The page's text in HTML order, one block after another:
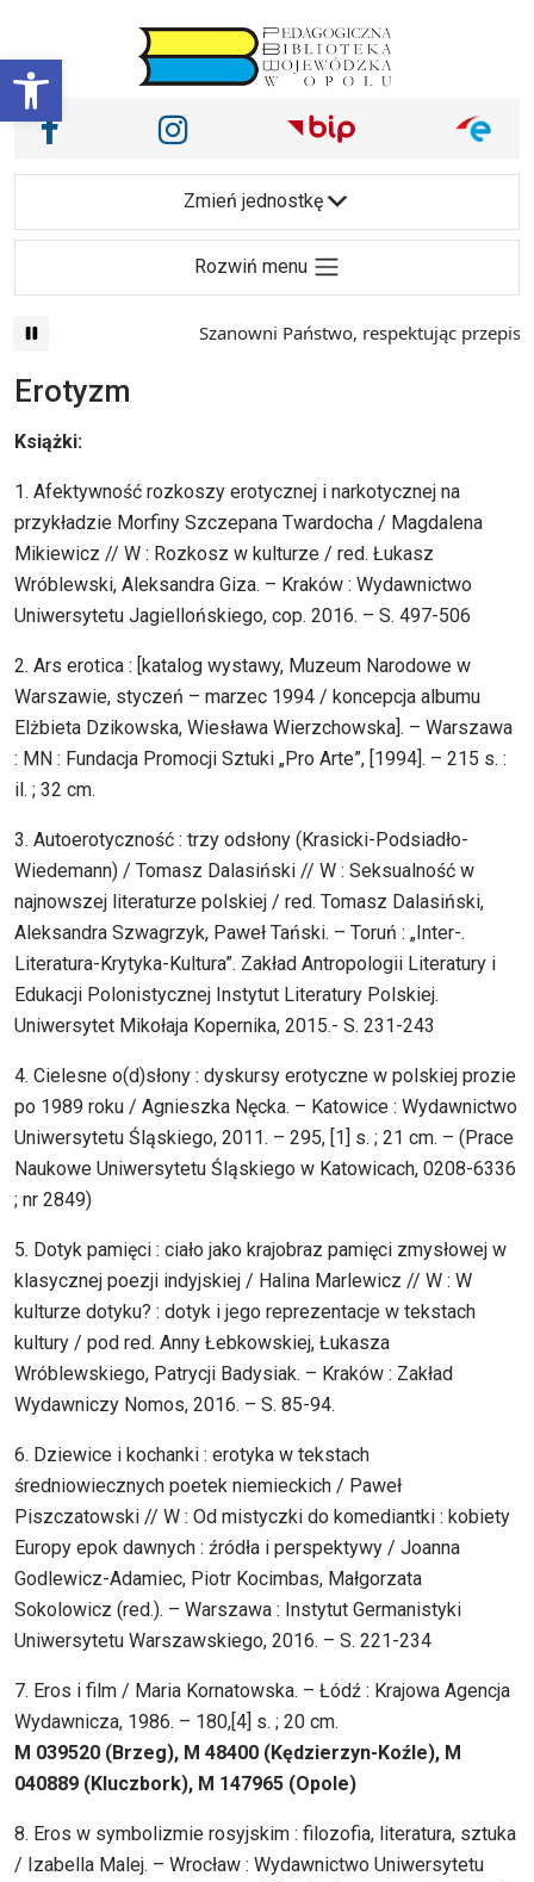
Otwórz pasek narzędzi
Main Navigation
Nasze media społecznościowe i inne
Facebook Instagram
Zmień jednostkę
Rozwiń menu
Szanowni Państwo, respektując przepisy prawa
Erotyzm
Książki:
1. Afektywność rozkoszy erotycznej i narkotycznej na
przykładzie Morfiny Szczepana Twardocha / Magdalena
Mikiewicz // W : Rozkosz w kulturze / red. Łukasz
Wróblewski, Aleksandra Giza. – Kraków : Wydawnictwo
Uniwersytetu Jagiellońskiego, cop. 2016. – S. 497-506
2. Ars erotica : [katalog wystawy, Muzeum Narodowe w
Warszawie, styczeń – marzec 1994 / koncepcja albumu
Elżbieta Dzikowska, Wiesława Wierzchowska]. – Warszawa
: MN : Fundacja Promocji Sztuki „Pro Arte”, [1994]. – 215 s. :
il. ; 32 cm.
3. Autoerotyczność : trzy odsłony (Krasicki-Podsiadło-
Wiedemann) / Tomasz Dalasiński // W : Seksualność w
najnowszej literaturze polskiej / red. Tomasz Dalasiński,
Aleksandra Szwagrzyk, Paweł Tański. – Toruń : „Inter-.
Literatura-Krytyka-Kultura”. Zakład Antropologii Literatury i
Edukacji Polonistycznej Instytut Literatury Polskiej.
Uniwersytet Mikołaja Kopernika, 2015.- S. 231-243
4. Cielesne o(d)słony : dyskursy erotyczne w polskiej prozie
po 1989 roku / Agnieszka Nęcka. – Katowice : Wydawnictwo
Uniwersytetu Śląskiego, 2011. – 295, [1] s. ; 21 cm. – (Prace
Naukowe Uniwersytetu Śląskiego w Katowicach, 0208-6336
; nr 2849)
5. Dotyk pamięci : ciało jako krajobraz pamięci zmysłowej w
klasycznej poezji indyjskiej / Halina Marlewicz // W : W
kulturze dotyku? : dotyk i jego reprezentacje w tekstach
kultury / pod red. Anny Łebkowskiej, Łukasza
Wróblewskiego, Patrycji Badysiak. – Kraków : Zakład
Wydawniczy Nomos, 2016. – S. 85-94.
6. Dziewice i kochanki : erotyka w tekstach
średniowiecznych poetek niemieckich / Paweł
Piszczatowski // W : Od mistyczki do komediantki : kobiety
Europy epok dawnych : źródła i perspektywy / Joanna
Godlewicz-Adamiec, Piotr Kocimbas, Małgorzata
Sokolowicz (red.). – Warszawa : Instytut Germanistyki
Uniwersytetu Warszawskiego, 2016. – S. 221-234
7. Eros i film / Maria Kornatowska. – Łódź : Krajowa Agencja
Wydawnicza, 1986. – 180,[4] s. ; 20 cm.
M 039520 (Brzeg), M 48400 (Kędzierzyn-Koźle), M
040889 (Kluczbork), M 147965 (Opole)
8. Eros w symbolizmie rosyjskim : filozofia, literatura, sztuka
/ Izabella Malej. – Wrocław : Wydawnictwo Uniwersytetu